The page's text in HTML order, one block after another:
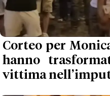
Corteo per
hanno
vittima